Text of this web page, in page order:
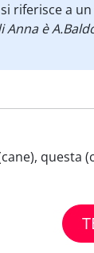
riferisce a
Anna è
questa